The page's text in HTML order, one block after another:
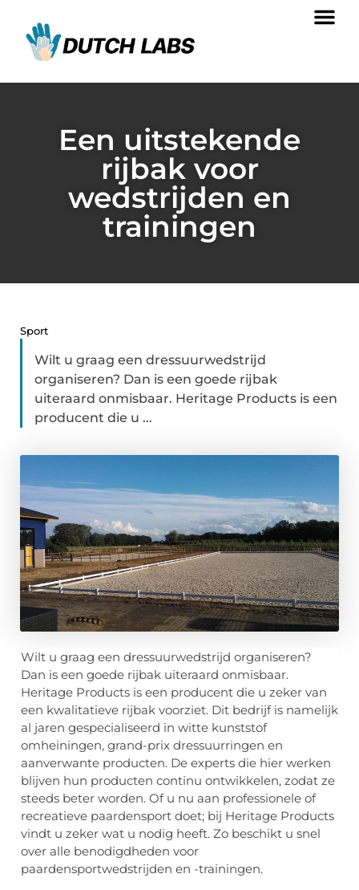
Een uitstekende
rijbak voor
wedstrijden en
trainingen
Sport
Wilt u graag een dressuurwedstrijd
organiseren? Dan is een goede rijbak
uiteraard onmisbaar. Heritage Products is een
producent die u ...
Wilt u graag een dressuurwedstrijd organiseren?
Dan is een goede rijbak uiteraard onmisbaar.
Heritage Products is een producent die u zeker van
een kwalitatieve rijbak voorziet. Dit bedrijf is namelijk
al jaren gespecialiseerd in witte kunststof
omheiningen, grand-prix dressuurringen en
aanverwante producten. De experts die hier werken
blijven hun producten continu ontwikkelen, zodat ze
steeds beter worden. Of u nu aan professionele of
recreatieve paardensport doet; bij Heritage Products
vindt u zeker wat u nodig heeft. Zo beschikt u snel
over alle benodigdheden voor
paardensportwedstrijden en -trainingen.